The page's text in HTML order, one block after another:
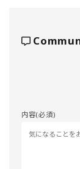
内容(必須)